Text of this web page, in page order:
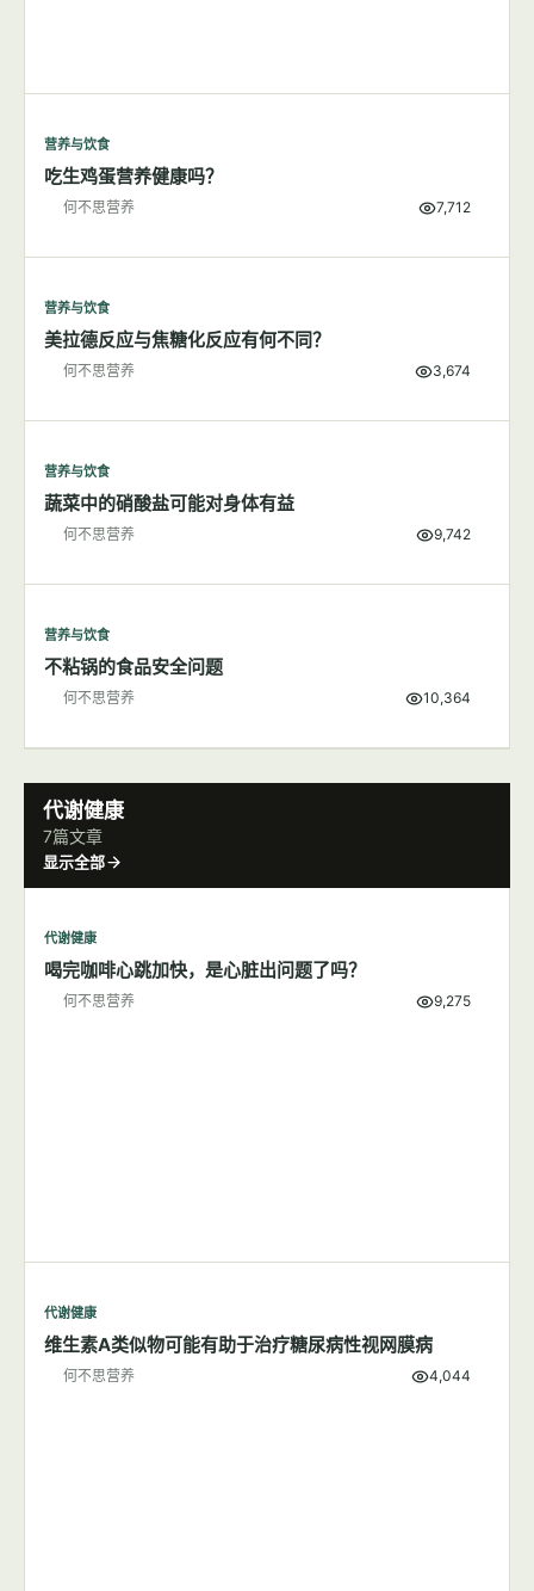
营养与饮食
吃生鸡蛋营养健康吗？
何不思营养 7,712
营养与饮食
美拉德反应与焦糖化反应有何不同？
何不思营养 3,674
营养与饮食
蔬菜中的硝酸盐可能对身体有益
何不思营养 9,742
营养与饮食
不粘锅的食品安全问题
何不思营养 10,364
代谢健康
7篇文章
显示全部
代谢健康
喝完咖啡心跳加快，是心脏出问题了吗？
何不思营养 9,275
代谢健康
维生素A类似物可能有助于治疗糖尿病性视网膜病
何不思营养 4,044